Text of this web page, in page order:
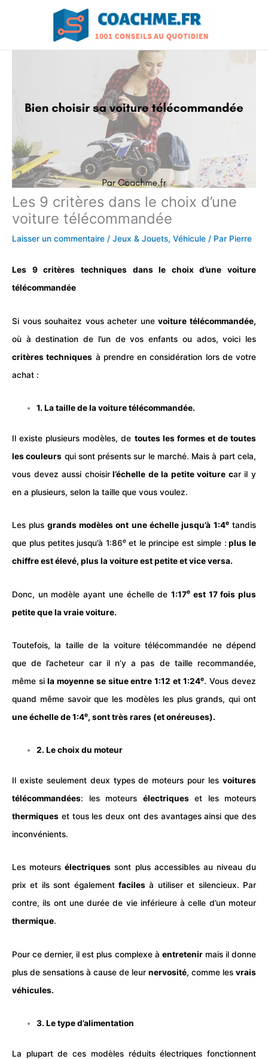
Les 9 critères dans le choix d’une
voiture télécommandée
Laisser un commentaire / Jeux & Jouets, Véhicule / Par Pierre
Les 9 critères techniques dans le choix d’une voiture
télécommandée
Si vous souhaitez vous acheter unevoituretélécommandée,
où à destination de l’un de vos enfants ou ados, voici les
critères techniques à prendre en considération lors de votre
achat :
1. La taille de la voiture télécommandée.
Il existe plusieurs modèles, de toutes les formes et de toutes
les couleurs qui sont présents sur le marché. Mais à part cela,
vous devez aussi choisirl’échelle de la petitevoiture car il y
en a plusieurs, selon la taille que vous voulez.
Les plus grands modèles ont une échelle jusqu’à 1:4etandis
que plus petites jusqu’à 1:86e et le principe est simple : plus le
chiffre est élevé, plus lavoitureest petite et vice versa.
Donc, un modèle ayant une échelle de1:17e est 17 fois plus
petite que la vraievoiture.
Toutefois, la taille de la voiture télécommandée ne dépend
que de l’acheteur car il n’y a pas de taille recommandée,
même sila moyenne se situe entre 1:12 et 1:24e. Vous devez
quand même savoir que les modèles les plus grands, qui ont
une échelle de 1:4e, sont très rares (et onéreuses).
2. Le choix du moteur
Il existe seulement deux types de moteurs pour les voitures
télécommandées: les moteurs électriques et les moteurs
thermiques et tous les deux ont des avantages ainsi que des
inconvénients.
Les moteursélectriques sont plus accessibles au niveau du
prix et ils sont également faciles à utiliser et silencieux. Par
contre, ils ont une durée de vie inférieure à celle d’un moteur
thermique.
Pour ce dernier, il est plus complexe à entretenirmais il donne
plus de sensations à cause de leur nervosité, comme les vrais
véhicules.
3. Le type d’alimentation
La plupart de ces modèles réduits électriques fonctionnent